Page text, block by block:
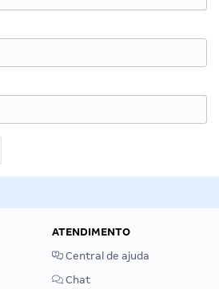
ATENDIMENTO
Central de ajuda
Chat